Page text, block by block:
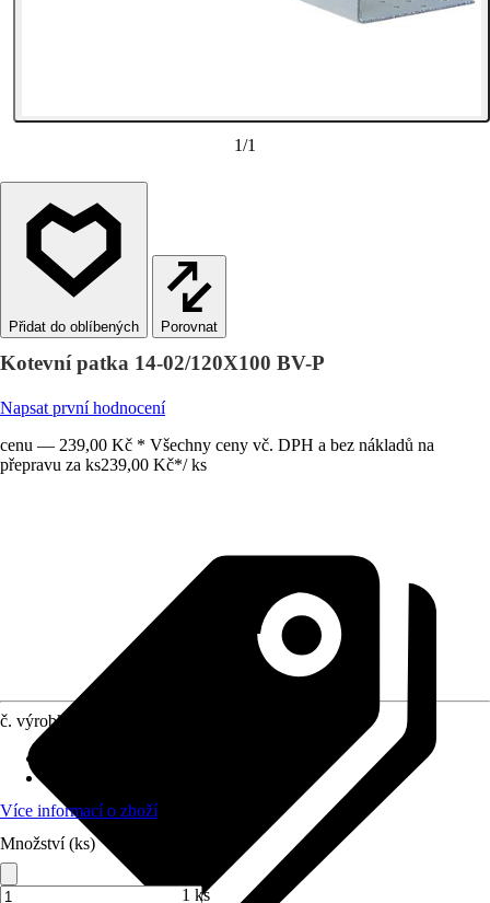
1/1
Porovnat
Kotevní patka 14-02/120X100 BV-P
Napsat první hodnocení
cenu — 239,00 Kč * Všechny ceny vč. DPH a bez nákladů na
přepravu za ks239,00 Kč*/ ks
č. výrobku
Více informací o zboží
Množství (ks)
1 ks